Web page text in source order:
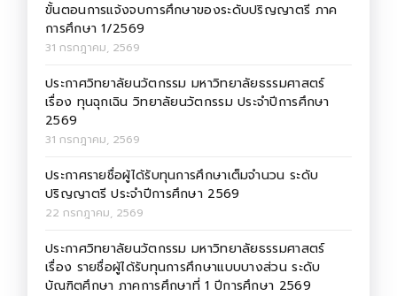
ขั้นตอนการแจ้งจบการศึกษาของระดับปริญญาตรี ภาค
การศึกษา 1/2569
31 กรกฎาคม, 2569
ประกาศวิทยาลัยนวัตกรรม มหาวิทยาลัยธรรมศาสตร์
เรื่อง ทุนฉุกเฉิน วิทยาลัยนวัตกรรม ประจำปีการศึกษา
2569
31 กรกฎาคม, 2569
ประกาศรายชื่อผู้ได้รับทุนการศึกษาเต็มจำนวน ระดับ
ปริญญาตรี ประจำปีการศึกษา 2569
22 กรกฎาคม, 2569
ประกาศวิทยาลัยนวัตกรรม มหาวิทยาลัยธรรมศาสตร์
เรื่อง รายชื่อผู้ได้รับทุนการศึกษาแบบบางส่วน ระดับ
บัณฑิตศึกษา ภาคการศึกษาที่ 1 ปีการศึกษา 2569